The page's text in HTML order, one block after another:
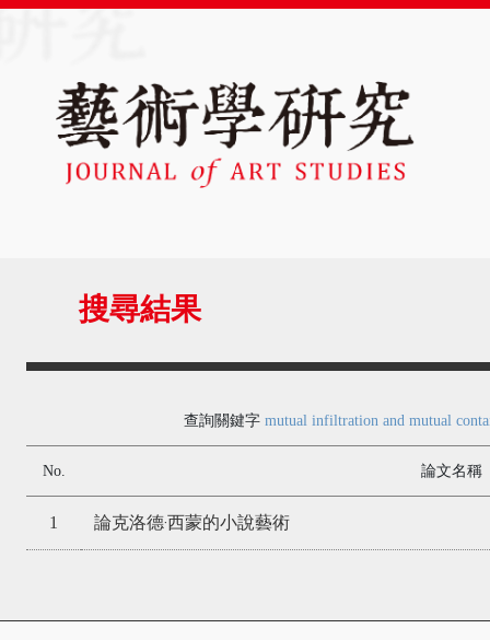
搜尋結果
查詢關鍵字 mutual infiltration and mutual
No. 論文名稱
1 論克洛德‧西蒙的小說藝術